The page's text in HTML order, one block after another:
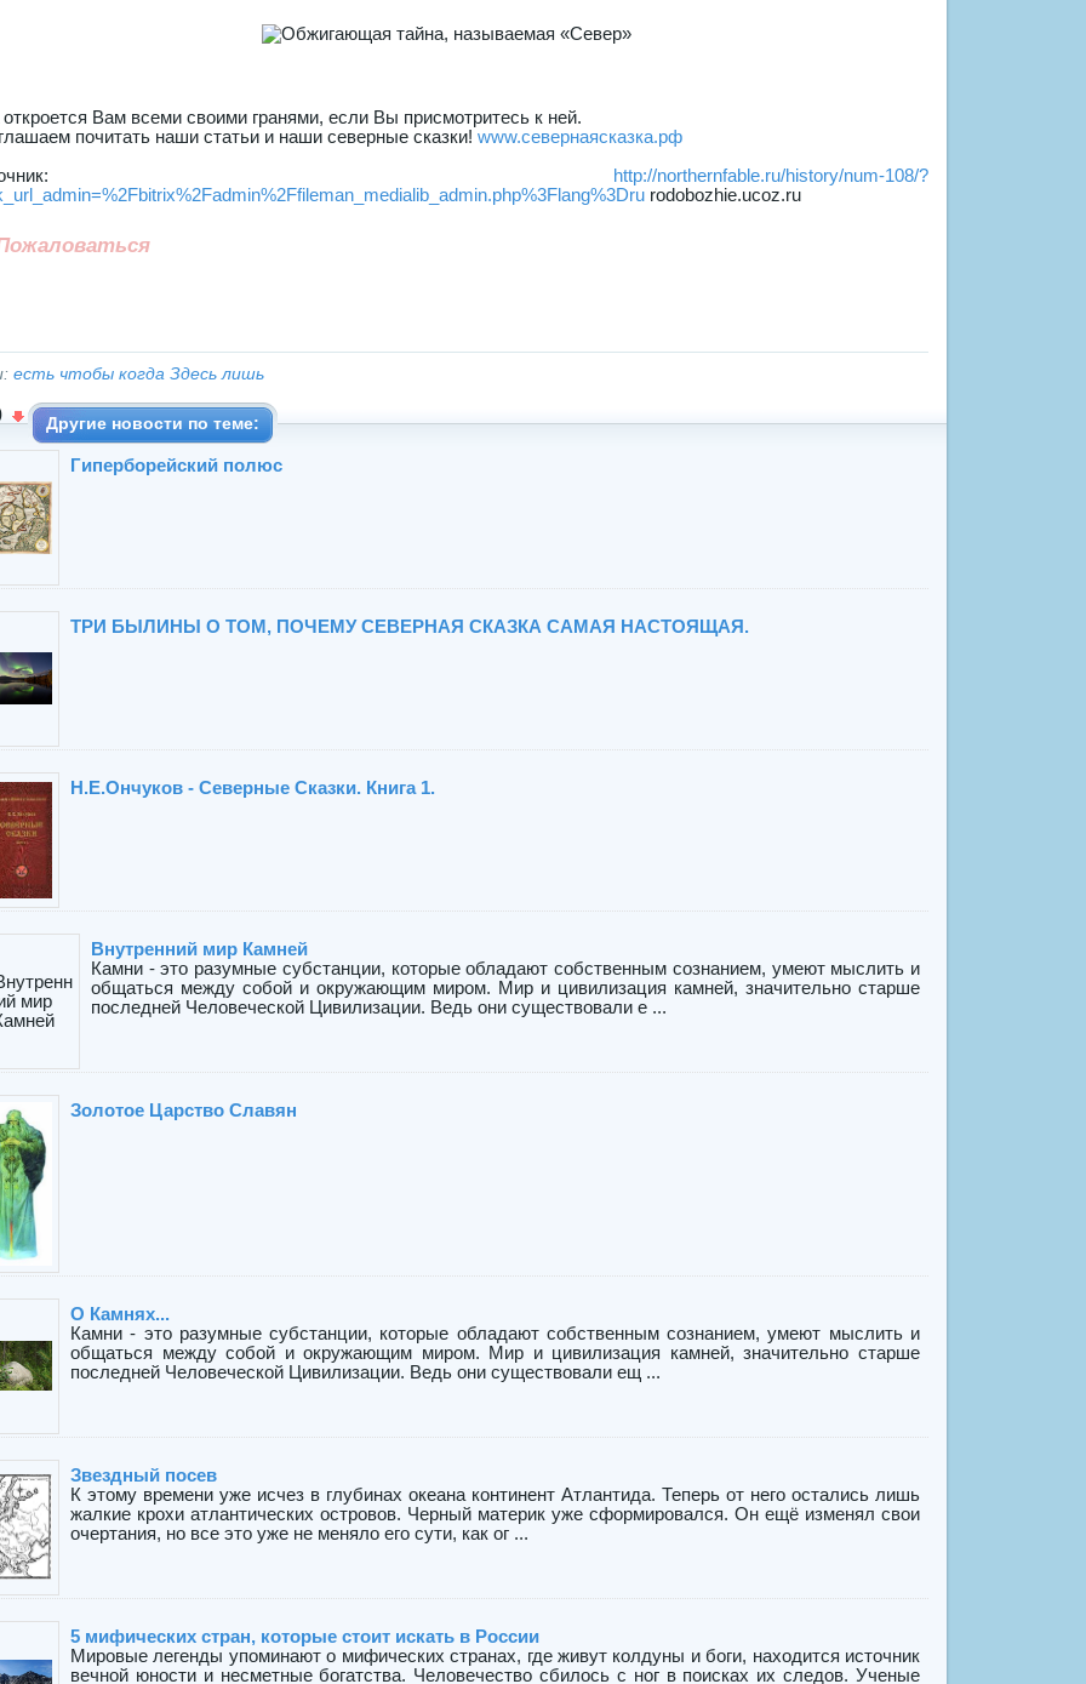
Вам всеми своими гранями, если Вы присмотритесь к ней.
почитать наши статьи и наши северные сказки! www.севернаясказка.рф
http://northernfable.ru/history/num-108/?
rodobozhie.ucoz.ru
есть чтобы когда Здесь лишь
Другие новости по теме:
Гиперборейский полюс
ТРИ БЫЛИНЫ О ТОМ, ПОЧЕМУ СЕВЕРНАЯ СКАЗКА САМАЯ НАСТОЯЩАЯ.
Н.Е.Ончуков - Северные Сказки. Книга 1.
Внутренний мир Камней
Камни - это разумные субстанции, которые обладают собственным сознанием, умеют мыслить и
общаться между собой и окружающим миром. Мир и цивилизация камней, значительно старше
последней Человеческой Цивилизации. Ведь они существовали е ...
Золотое Царство Славян
О Камнях...
Камни - это разумные субстанции, которые обладают собственным сознанием, умеют мыслить и
общаться между собой и окружающим миром. Мир и цивилизация камней, значительно старше
последней Человеческой Цивилизации. Ведь они существовали ещ ...
Звездный посев
К этому времени уже исчез в глубинах океана континент Атлантида. Теперь от него остались лишь
жалкие крохи атлантических островов. Черный материк уже сформировался. Он ещё изменял свои
очертания, но все это уже не меняло его сути, как ог ...
5 мифических стран, которые стоит искать в России
Мировые легенды упоминают о мифических странах, где живут колдуны и боги, находится источник
вечной юности и несметные богатства. Человечество сбилось с ног в поисках их следов. Ученые